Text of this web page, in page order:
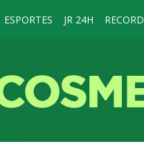
ESPORTES JR 24H RECORD